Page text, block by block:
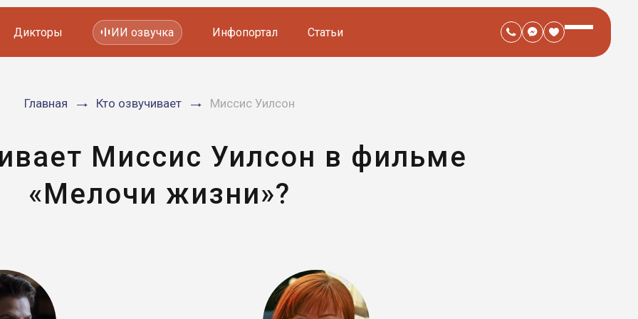
Мультфильмов
Дикторы ИИ озвучка Инфопортал Статьи
Главная Кто озвучивает Миссис Уилсон
Миссис Уилсон в фильме
«Мелочи жизни»?